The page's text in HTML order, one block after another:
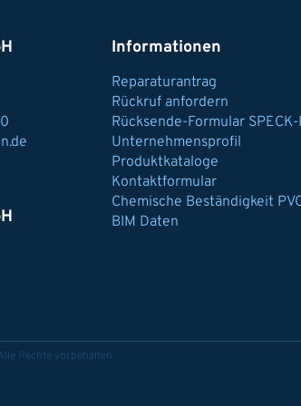
Informationen
Reparaturantrag
Rückruf anfordern
Rücksende-Formular
Unternehmensprofil
Produktkataloge
Kontaktformular
Chemische Beständigkeit
BIM Daten
Rechte vorbehalten